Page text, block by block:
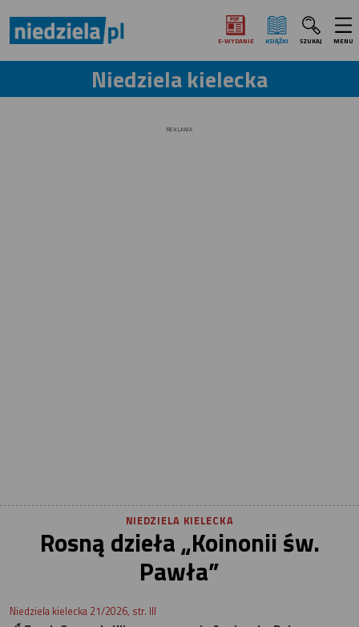
E‑WYDANIE KSIĄŻKI SZUKAJ MENU
Niedziela kielecka
REKLAMA
NIEDZIELA KIELECKA
Rosną dzieła „Koinonii św.
Pawła”
Niedziela kielecka 21/2026, str. III